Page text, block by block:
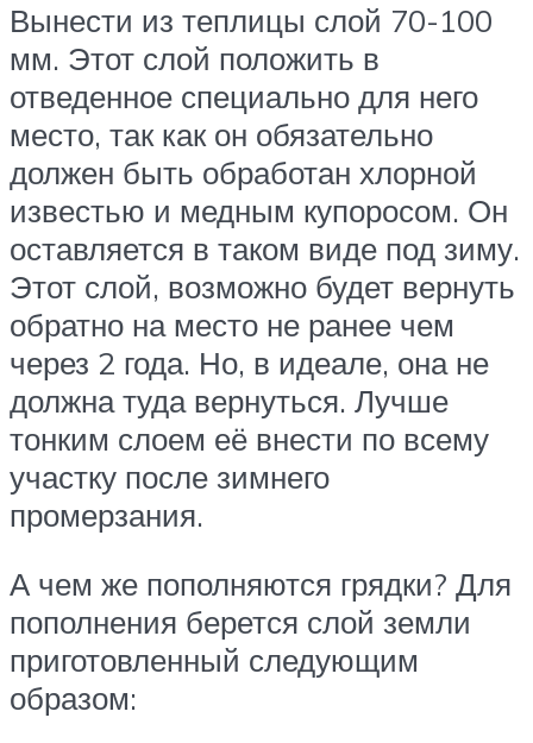
Вынести из теплицы слой 70-100
мм. Этот слой положить в
отведенное специально для него
место, так как он обязательно
должен быть обработан хлорной
известью и медным купоросом. Он
оставляется в таком виде под зиму.
Этот слой, возможно будет вернуть
обратно на место не ранее чем
через 2 года. Но, в идеале, она не
должна туда вернуться. Лучше
тонким слоем её внести по всему
участку после зимнего
промерзания.
А чем же пополняются грядки? Для
пополнения берется слой земли
приготовленный следующим
образом: